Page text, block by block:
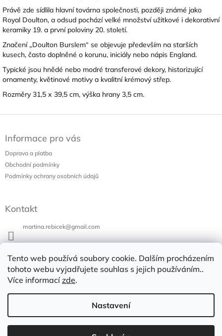
Tento web používá soubory cookie. Dalším procházením
tohoto webu vyjadřujete souhlas s jejich používáním..
Více informacízde.
Nastavení
Právě zde sídlila hlavní továrna společnosti, později známé jako
Royal Doulton, a odsud pochází velké množství užitkové i dekorativní
keramiky 19. a první poloviny 20. století.
Značení „Doulton Burslem“ se objevuje především na starších
kusech, často doplněné o korunu, iniciály nebo nápis England.
Typické jsou hnědé nebo modré transferové dekory, historizující
ornamenty, květinové motivy a kvalitní krémový střep.
Rozměry 31,5 x 39,5 cm, výška hrany 3,5 cm.
Informace pro vás
Doprava a platba
Obchodní podmínky
Podmínky ochrany osobních údajů
Kontakt
martina.rebicek@gmail.com
Bazar v Poli
bazarvpoli